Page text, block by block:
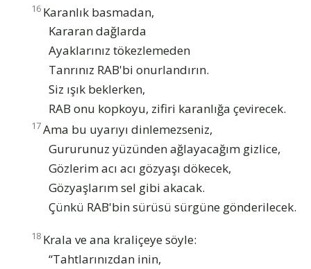
16 Karanlık basmadan,
Kararan dağlarda
Ayaklarınız tökezlemeden
Tanrınız RAB'bi onurlandırın.
Siz ışık beklerken,
RAB onu kopkoyu, zifiri karanlığa çevirecek.
17Ama bu uyarıyı dinlemezseniz,
Gururunuz yüzünden ağlayacağım gizlice,
Gözlerim acı acı gözyaşı dökecek,
Gözyaşlarım sel gibi akacak.
Çünkü RAB'bin sürüsü sürgüne gönderilecek.
18 Krala ve ana kraliçeye söyle:
“Tahtlarınızdan inin,